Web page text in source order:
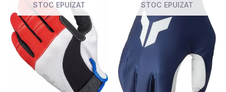
STOC EPUIZAT STOC EPUIZAT